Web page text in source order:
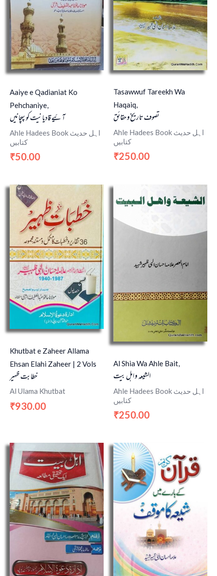
Aaiye e Qadianiat Ko
Pehchaniye,
آئیے قادیانیت کو پہچانیں
Ahle Hadees Book اہل حدیث
کتابیں
₹50.00
Tasawwuf Tareekh Wa
Haqaiq,
تصوف تاریخ و حقائق
Ahle Hadees Book اہل حدیث
کتابیں
₹250.00
Khutbat e Zaheer Allama
Ehsan Elahi Zaheer | 2 Vols
خطابت ظہیر
Al Ulama Khutbat
₹930.00
Al Shia Wa Ahle Bait,
الشیعہ و اہل بیت
Ahle Hadees Book اہل حدیث
کتابیں
₹250.00